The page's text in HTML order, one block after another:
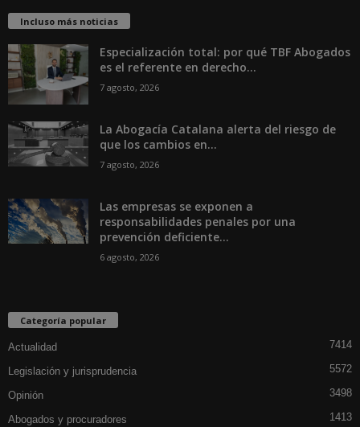
Incluso más noticias
Especialización total: por qué TBF Abogados
es el referente en derecho...
7 agosto, 2026
La Abogacía Catalana alerta del riesgo de
que los cambios en...
7 agosto, 2026
Las empresas se exponen a
responsabilidades penales por una
prevención deficiente...
6 agosto, 2026
Categoría popular
Actualidad 7414
Legislación y jurisprudencia 5572
Opinión 3498
Abogados y procuradores 1413